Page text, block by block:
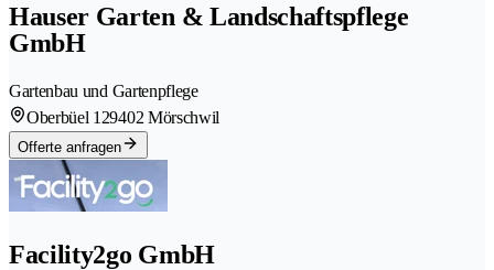
Hauser Garten & Landschaftspflege
GmbH
Gartenbau und Gartenpflege
Oberbüel 129402 Mörschwil
Offerte anfragen
Facility2go GmbH